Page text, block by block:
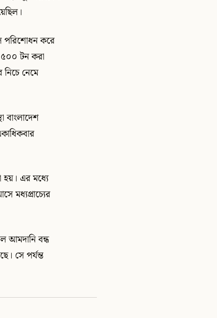
পরিশোধন করে
টন করা
নেমে
বাংলাদেশ
হয়। এর মধ্যে
মধ্যপ্রাচ্যের
আমদানি বন্ধ
সে পর্যন্ত